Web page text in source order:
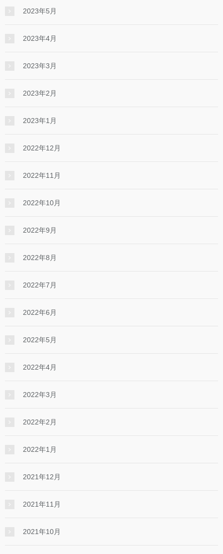
2023年5月
2023年4月
2023年3月
2023年2月
2023年1月
2022年12月
2022年11月
2022年10月
2022年9月
2022年8月
2022年7月
2022年6月
2022年5月
2022年4月
2022年3月
2022年2月
2022年1月
2021年12月
2021年11月
2021年10月